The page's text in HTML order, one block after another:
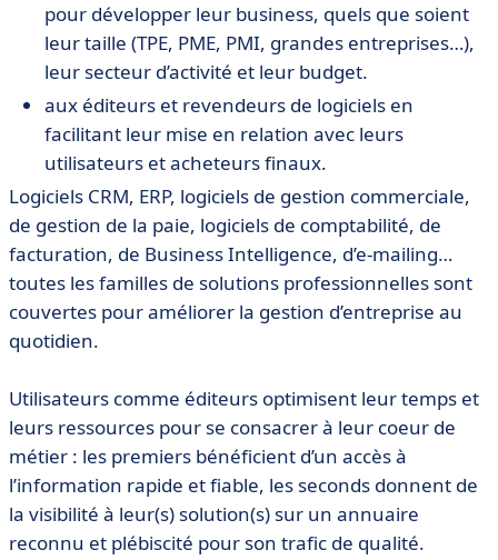
pour développer leur business, quels que soient
leur taille (TPE, PME, PMI, grandes entreprises…),
leur secteur d’activité et leur budget.
aux éditeurs et revendeurs de logiciels en
facilitant leur mise en relation avec leurs
utilisateurs et acheteurs finaux.
Logiciels CRM, ERP, logiciels de gestion commerciale,
de gestion de la paie, logiciels de comptabilité, de
facturation, de Business Intelligence, d’e-mailing…
toutes les familles de solutions professionnelles sont
couvertes pour améliorer la gestion d’entreprise au
quotidien.
Utilisateurs comme éditeurs optimisent leur temps et
leurs ressources pour se consacrer à leur coeur de
métier : les premiers bénéficient d’un accès à
l’information rapide et fiable, les seconds donnent de
la visibilité à leur(s) solution(s) sur un annuaire
reconnu et plébiscité pour son trafic de qualité.